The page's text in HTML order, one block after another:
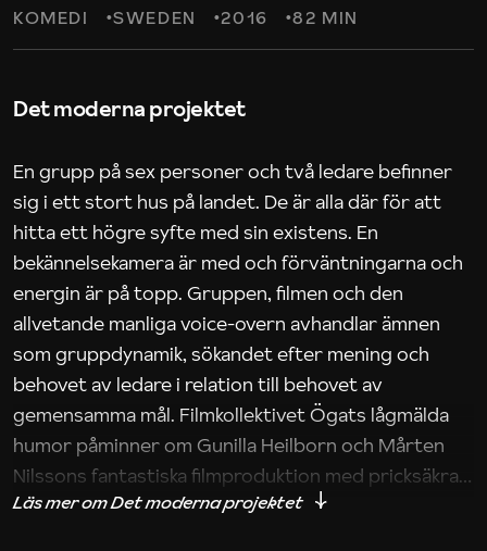
KOMEDI SWEDEN 2016 82 MIN
Det moderna projektet
En grupp på sex personer och två ledare befinner
sig i ett stort hus på landet. De är alla där för att
hitta ett högre syfte med sin existens. En
bekännelsekamera är med och förväntningarna och
energin är på topp. Gruppen, filmen och den
allvetande manliga voice-overn avhandlar ämnen
som gruppdynamik, sökandet efter mening och
behovet av ledare i relation till behovet av
gemensamma mål. Filmkollektivet Ögats lågmälda
humor påminner om Gunilla Heilborn och Mårten
Nilssons fantastiska filmproduktion med pricksäkra
iakttagelser om hur svårt det kan vara att omsätta